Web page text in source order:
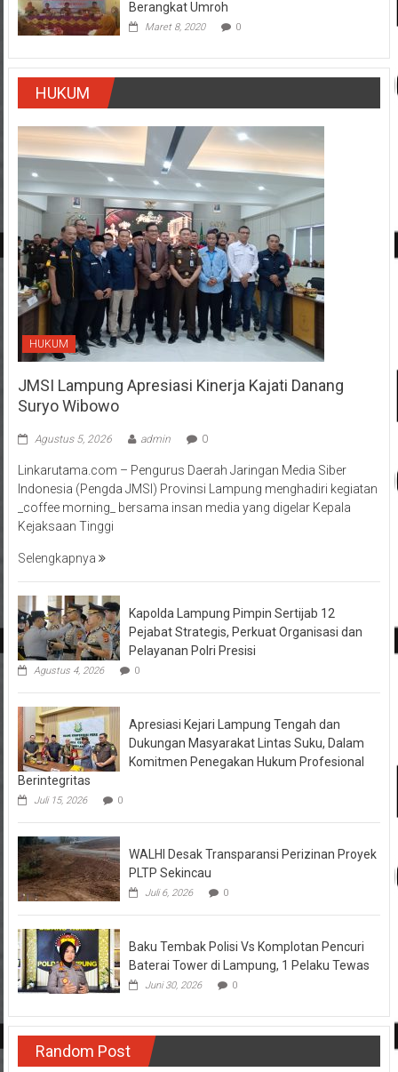
Berangkat Umroh
Maret 8, 2020 0
HUKUM
HUKUM
JMSI Lampung Apresiasi Kinerja Kajati Danang
Suryo Wibowo
Agustus 5, 2026 admin 0
Linkarutama.com – Pengurus Daerah Jaringan Media Siber
Indonesia (Pengda JMSI) Provinsi Lampung menghadiri kegiatan
_coffee morning_ bersama insan media yang digelar Kepala
Kejaksaan Tinggi
Selengkapnya
Kapolda Lampung Pimpin Sertijab 12
Pejabat Strategis, Perkuat Organisasi dan
Pelayanan Polri Presisi
Agustus 4, 2026 0
Apresiasi Kejari Lampung Tengah dan
Dukungan Masyarakat Lintas Suku, Dalam
Komitmen Penegakan Hukum Profesional
Berintegritas
Juli 15, 2026 0
WALHI Desak Transparansi Perizinan Proyek
PLTP Sekincau
Juli 6, 2026 0
Baku Tembak Polisi Vs Komplotan Pencuri
Baterai Tower di Lampung, 1 Pelaku Tewas
Juni 30, 2026 0
Random Post